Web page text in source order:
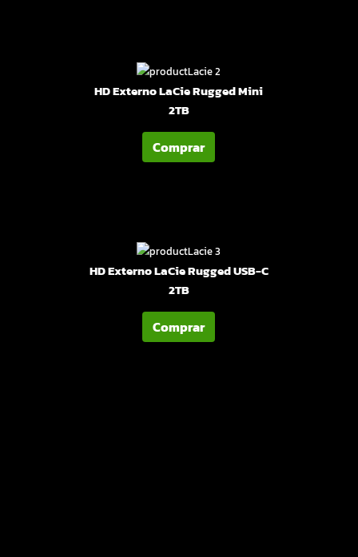
HD Externo LaCie Rugged Mini
2TB
Comprar
HD Externo LaCie Rugged USB-C
2TB
Comprar